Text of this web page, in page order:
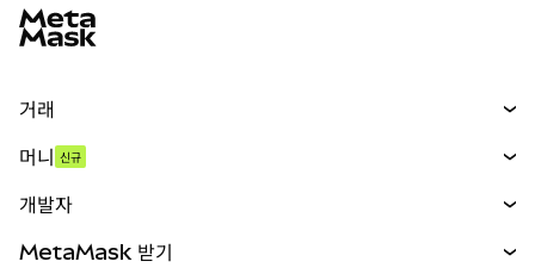
거래
무기한 선물
실물자산
머니 신규
개발자
MetaMask 받기